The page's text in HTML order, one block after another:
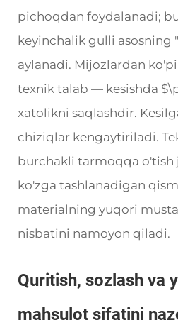
pichoqdan foydalanadi;
keyinchalik gulli asosning
aylanadi. Mijozlardan
texnik talab — kesishda
xatolikni saqlashdir.
chiziqlar kengaytiriladi.
burchakli tarmoqqa o'tish
ko'zga tashlanadigan
materialning yuqori
nisbatini namoyon qiladi.
Quritish, sozlash va
mahsulot sifatini